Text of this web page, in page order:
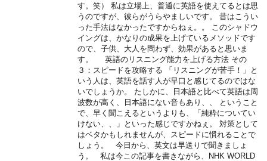
す。笑） 私は立場上、普通に英語を使えてるとは思
うのですが、彼らがうらやましいです。 昔はこうい
った手法はなかったですからねぇ。。 このシャドウ
イングは、かなりの成果を上げているメソッドです
ので、子供、大人を問わず、効果があると思いま
す。 英語のリスニング能力を上げる方法 その
３：スピードを攻略する 「リスニングが苦手！」と
いう人は、英語を話す人が早口と感じてるのではな
いでしょうか。 たしかに、日本語と比べて英語は周
波数が高く、日本語にない音もあり、、 ということ
で、早く聞こえるというよりも、「純粋についてい
けない、、」といった感じですかねぇ。 対策として
はベタかもしれませんが、スピードに慣れることで
しょう。 今日から、英文は早送りで聞きましょ
う。 私は今この記事を書きながら、NHK WORLD